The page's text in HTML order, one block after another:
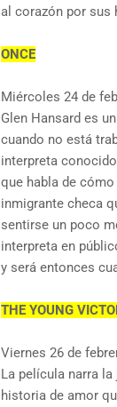
al corazón por sus
ONCE
Miércoles 24 de
Glen Hansard es
cuando no está
interpreta
que habla de
inmigrante checa
sentirse un poco
interpreta en
y será entonces
THE YOUNG
Viernes 26 de
La película narra
historia de amor